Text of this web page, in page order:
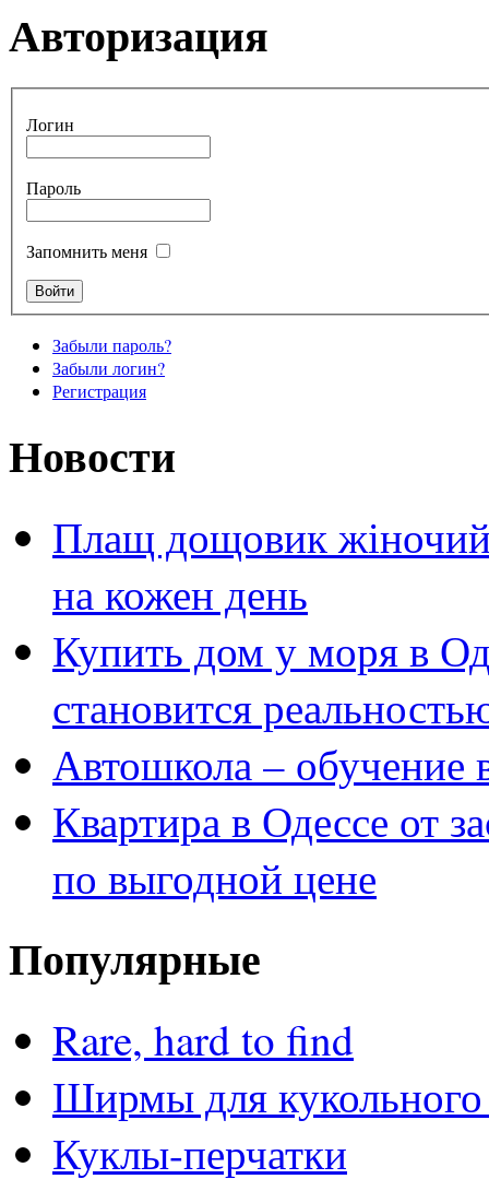
Авторизация
Логин
Пароль
Запомнить меня
Забыли пароль?
Забыли логин?
Регистрация
Новости
Плащ дощовик
на кожен день
Купить дом у моря в
становится
Автошкола – обучение
Квартира в Одессе от
по выгодной цене
Популярные
Rare, hard to find
Ширмы для кукольного
Куклы-перчатки